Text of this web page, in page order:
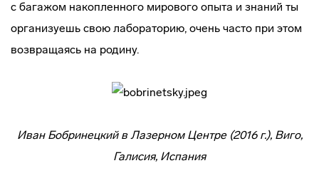
с багажом накопленного мирового опыта и знаний ты
организуешь свою лабораторию, очень часто при этом
возвращаясь на родину.
Иван Бобринецкий в Лазерном Центре (2016 г.), Виго,
Галисия, Испания